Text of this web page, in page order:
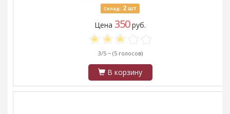
Склад: 2 шт
Цена 350руб.
3/5 ~ (5 голосов)
В корзину